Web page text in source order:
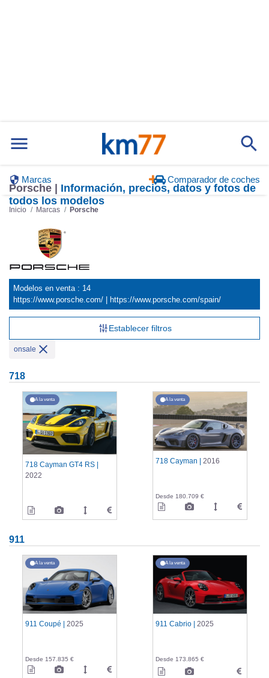
Marcas Comparador de coches
Inicio Marcas Porsche
Porsche | Información, precios, datos y fotos de
todos los modelos
Modelos en venta : 14
https://www.porsche.com/| https://www.porsche.com/spain/
Establecer filtros
onsale
718
A la venta
718 Cayman GT4 RS |
2022
A la venta
718 Cayman | 2016
Desde 180.709 €
911
A la venta
911 Coupé | 2025
Desde 157.835 €
A la venta
911 Cabrio | 2025
Desde 173.865 €